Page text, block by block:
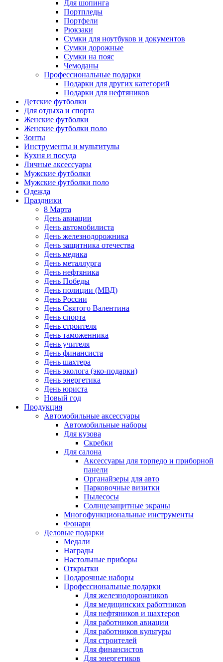
Для шопинга
Портпледы
Портфели
Рюкзаки
Сумки для ноутбуков и документов
Сумки дорожные
Сумки на пояс
Чемоданы
Профессиональные подарки
Подарки для других категорий
Подарки для нефтяников
Детские футболки
Для отдыха и спорта
Женские футболки
Женские футболки поло
Зонты
Инструменты и мультитулы
Кухня и посуда
Личные аксессуары
Мужские футболки
Мужские футболки поло
Одежда
Праздники
8 Марта
День авиации
День автомобилиста
День железнодорожника
День защитника отечества
День медика
День металлурга
День нефтяника
День Победы
День полиции (МВД)
День России
День Святого Валентина
День спорта
День строителя
День таможенника
День учителя
День финансиста
День шахтера
День эколога (эко-подарки)
День энергетика
День юриста
Новый год
Продукция
Автомобильные аксессуары
Автомобильные наборы
Для кузова
Скребки
Для салона
Аксессуары для торпедо и приборной
панели
Органайзеры для авто
Парковочные визитки
Пылесосы
Солнцезащитные экраны
Многофункциональные инструменты
Фонари
Деловые подарки
Медали
Награды
Настольные приборы
Открытки
Подарочные наборы
Профессиональные подарки
Для железнодорожников
Для медицинских работников
Для нефтяников и шахтеров
Для работников авиации
Для работников культуры
Для строителей
Для финансистов
Для энергетиков